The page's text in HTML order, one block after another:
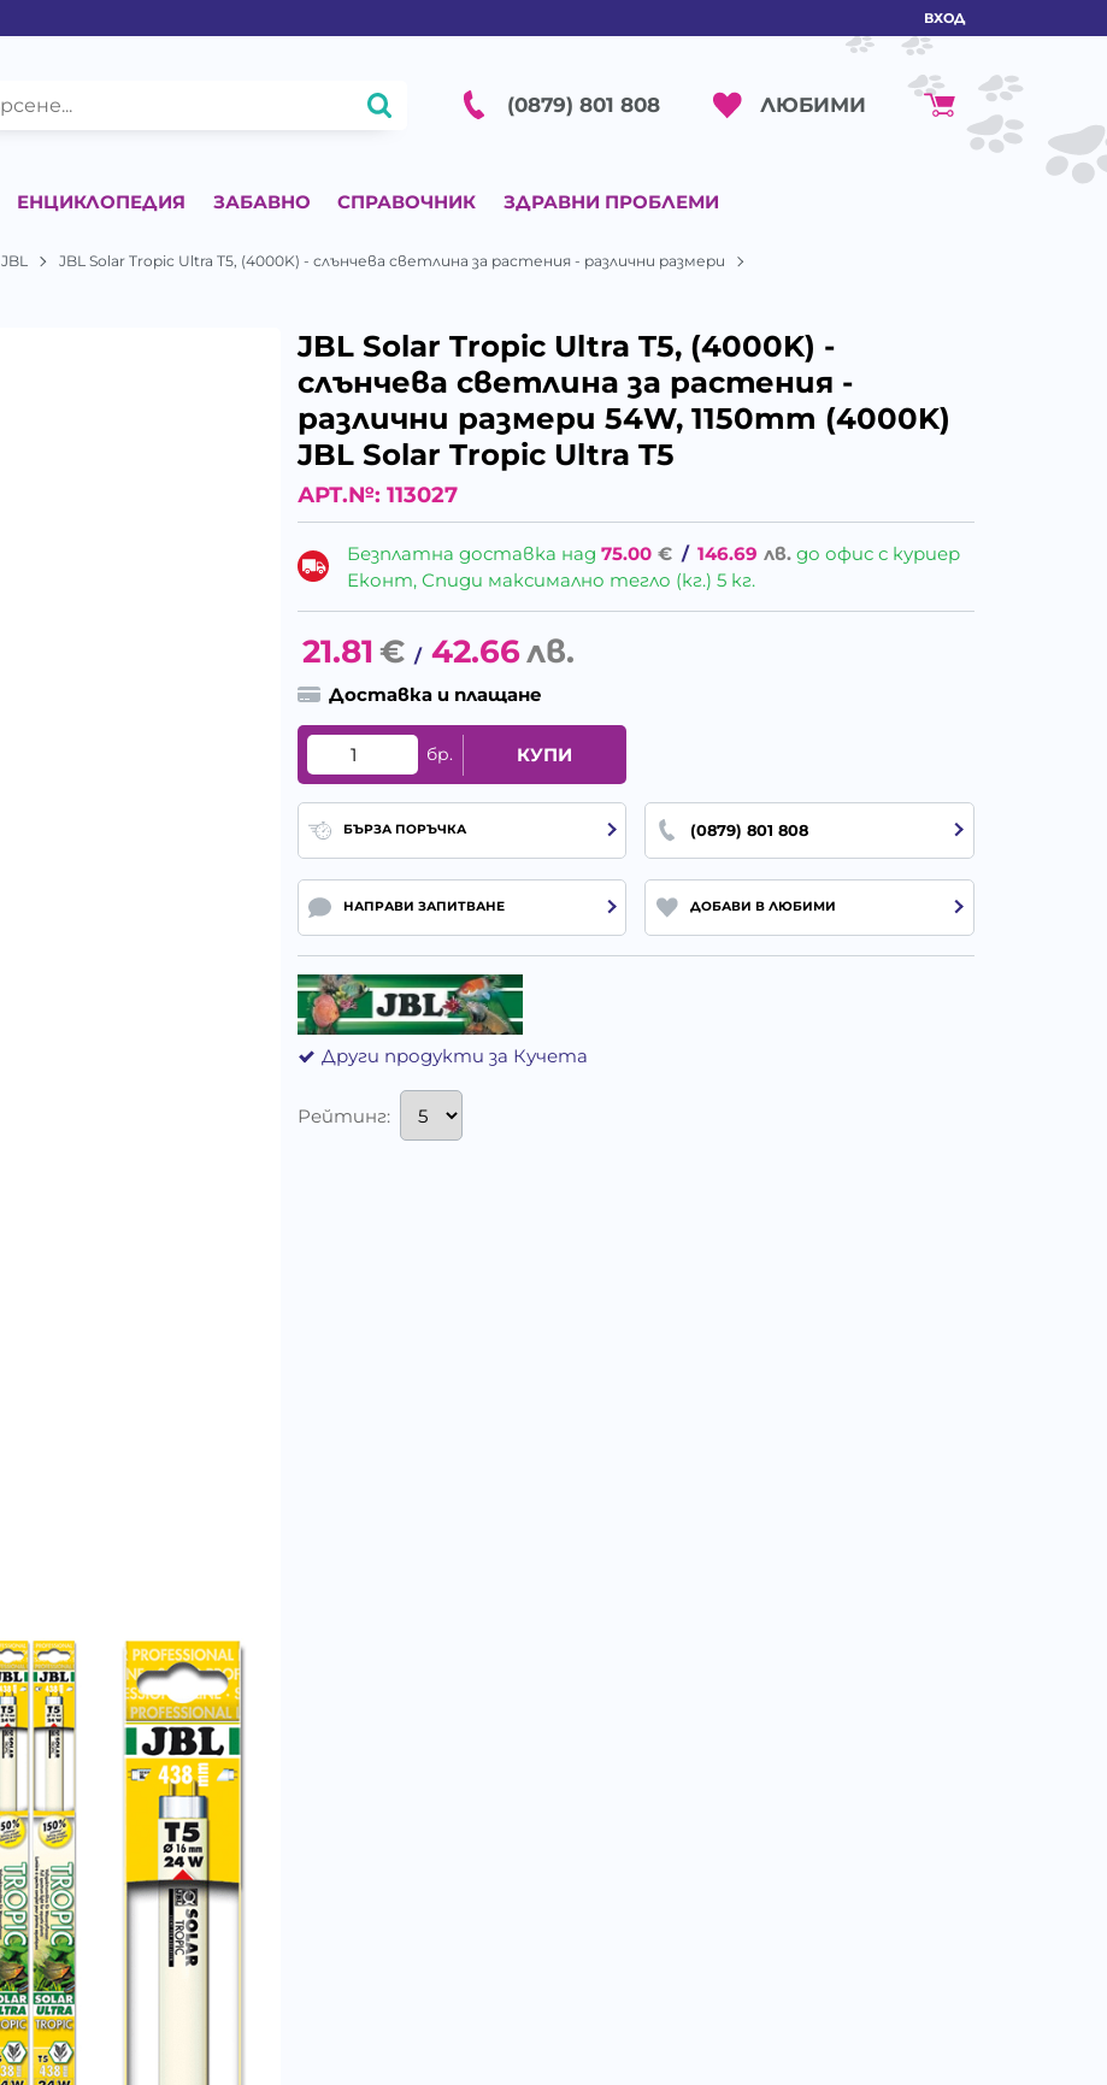
ВХОД
(0879) 801 808 ЛЮБИМИ
ЕНЦИКЛОПЕДИЯ ЗАБАВНО СПРАВОЧНИК ЗДРАВНИ ПРОБЛЕМИ
JBL
JBL Solar Tropic Ultra T5, (4000K) - слънчева светлина за растения - различни размери
JBL Solar Tropic Ultra T5, (4000K) -
слънчева светлина за растения -
различни размери 54W, 1150mm (4000K)
JBL Solar Tropic Ultra T5
АРТ.№: 113027
Безплатна доставка над75.00 € / 146.69 лв. до офис с куриер
Еконт, Спиди максимално тегло (кг.) 5 кг.
21.81€ / 42.66лв.
Доставка и плащане
бр. КУПИ
БЪРЗА ПОРЪЧКА (0879) 801 808
НАПРАВИ ЗАПИТВАНЕ ДОБАВИ В ЛЮБИМИ
Други продукти за Кучета
Рейтинг: